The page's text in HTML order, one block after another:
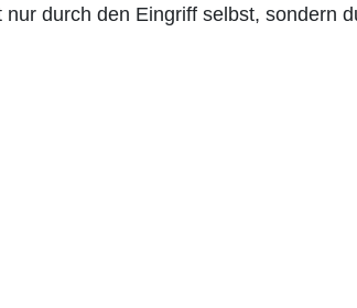
durch den Eingriff selbst, sondern